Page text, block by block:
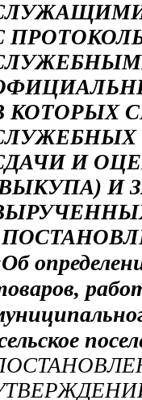
КОТОРЫХ
И
И
Об